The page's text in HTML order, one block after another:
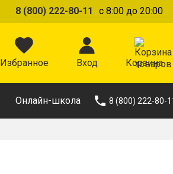
8 (800) 222-80-11 с 8:00 до 20:00
Избранное Вход Корзина
Онлайн-школа 8 (800) 222-80-